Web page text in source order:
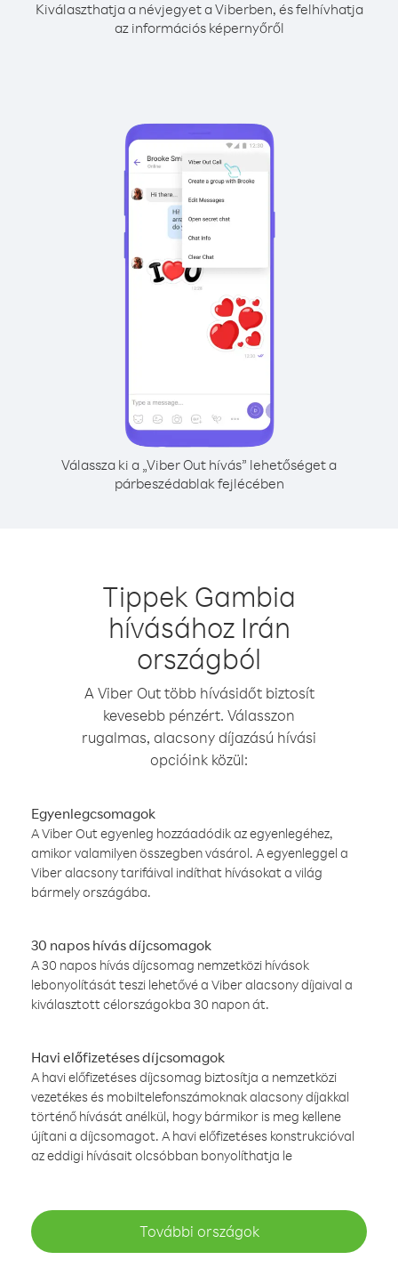
Kiválaszthatja a névjegyet a Viberben, és felhívhatja
az információs képernyőről
Válassza ki a „Viber Out hívás” lehetőséget a
párbeszédablak fejlécében
Tippek Gambia
hívásához Irán
országból
A Viber Out több hívásidőt biztosít
kevesebb pénzért. Válasszon
rugalmas, alacsony díjazású hívási
opcióink közül:
Egyenlegcsomagok
A Viber Out egyenleg hozzáadódik az egyenlegéhez,
amikor valamilyen összegben vásárol. A egyenleggel a
Viber alacsony tarifáival indíthat hívásokat a világ
bármely országába.
30 napos hívás díjcsomagok
A 30 napos hívás díjcsomag nemzetközi hívások
lebonyolítását teszi lehetővé a Viber alacsony díjaival a
kiválasztott célországokba 30 napon át.
Havi előfizetéses díjcsomagok
A havi előfizetéses díjcsomag biztosítja a nemzetközi
vezetékes és mobiltelefonszámoknak alacsony díjakkal
történő hívását anélkül, hogy bármikor is meg kellene
újítani a díjcsomagot. A havi előfizetéses konstrukcióval
az eddigi hívásait olcsóbban bonyolíthatja le
További országok